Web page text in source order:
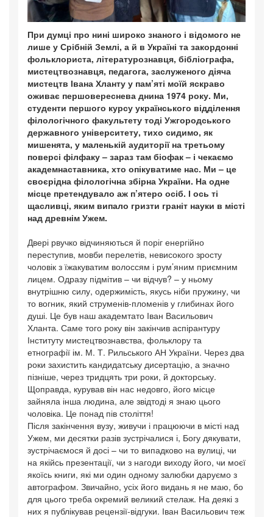
При думці про нині широко знаного і відомого не
лише у Срібній Землі, а й в Україні та закордонні
фольклориста, літературознавця, бібліографа,
мистецтвознавця, педагога, заслуженого діяча
мистецтв Івана Хланту у пам’яті моїй яскраво
оживає першовереснева днина 1974 року. Ми,
студенти першого курсу українського відділення
філологічного факультету тоді Ужгородського
державного університету, тихо сидимо, як
мишенята, у маленькій аудиторії на третьому
поверсі філфаку – зараз там біофак – і чекаємо
академнаставника, хто опікуватиме нас. Ми – це
своєрідна філологічна збірна України. На одне
місце претендувало аж п’ятеро осіб. І ось ті
щасливці, яким випало гризти граніт науки в місті
над древнім Ужем.
Двері рвучко відчиняються й поріг енергійно
переступив, мовби перелетів, невисокого зросту
чоловік з їжакуватим волоссям і рум’яним приємним
лицем. Одразу підмітив – чи відчув? – у ньому
внутрішню силу, одержимість, якусь ніби пружину, чи
то вогник, який струменів-пломенів у глибинах його
душі. Це був наш академтато Іван Васильович
Хланта. Саме того року він закінчив аспірантуру
Інституту мистецтвознавства, фольклору та
етнографії ім. М. Т. Рильського АН України. Через два
роки захистить кандидатську дисертацію, а значно
пізніше, через тридцять три роки, й докторську.
Щоправда, курував він нас недовго, його місце
зайняла інша людина, але звідтоді я знаю цього
чоловіка. Це понад пів століття!
Після закінчення вузу, живучи і працюючи в місті над
Ужем, ми десятки разів зустрічалися і, Богу дякувати,
зустрічаємося й досі – чи то випадково на вулиці, чи
на якійсь презентації, чи з нагоди виходу його, чи моєї
якоїсь книги, які ми один одному залюбки даруємо з
автографом. Звичайно, усіх його видань я не маю, бо
для цього треба окремий великий стелаж. На деякі з
них я публікував рецензії-відгуки. Іван Васильович теж